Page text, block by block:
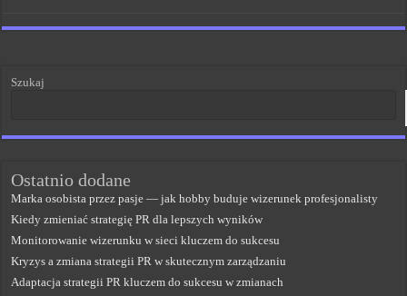
Szukaj
Ostatnio dodane
Marka osobista przez pasje — jak hobby buduje wizerunek profesjonalisty
Kiedy zmieniać strategię PR dla lepszych wyników
Monitorowanie wizerunku w sieci kluczem do sukcesu
Kryzys a zmiana strategii PR w skutecznym zarządzaniu
Adaptacja strategii PR kluczem do sukcesu w zmianach